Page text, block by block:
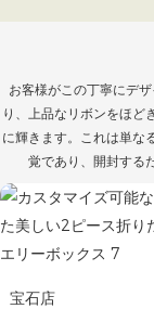
お客様がこの丁寧にデ
り、上品なリボンをほど
に輝きます。これは単な
覚であり、開封する
宝石店